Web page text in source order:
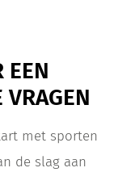
EEN
VRAGEN
met sporten
de slag aan